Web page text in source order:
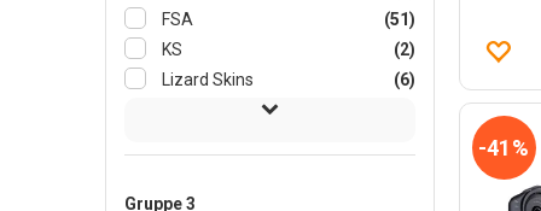
FSA
(51)
KS
(2)
Lizard Skins
(6)
Gruppe 3
41%